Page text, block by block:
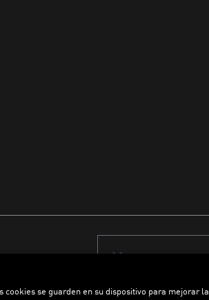
cookies se guarden en su dispositivo para mejorar la